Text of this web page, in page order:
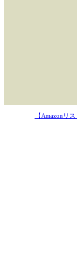
【Amazonリス